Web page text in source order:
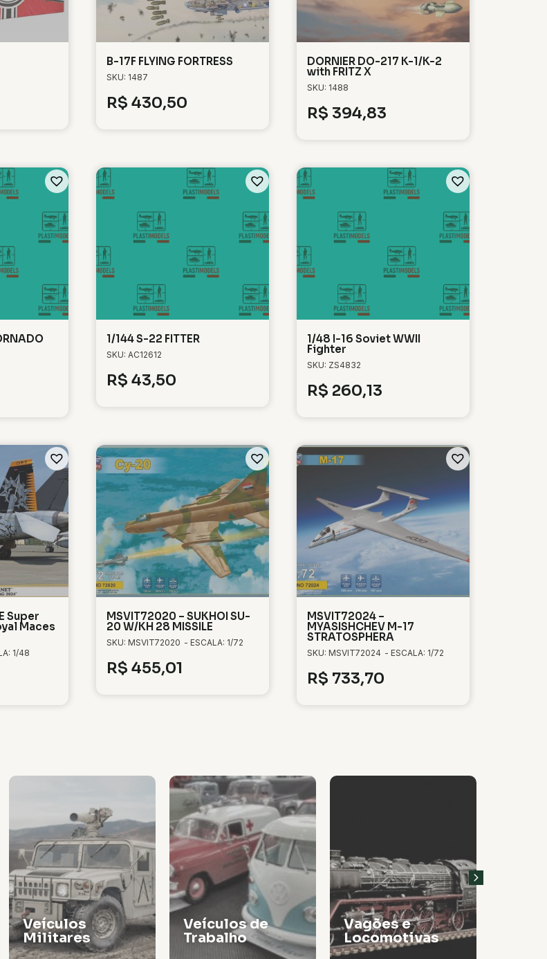
B-17F FLYING FORTRESS
SKU: 1487
R$ 430,50
DORNIER DO-217 K-1/K-2
with FRITZ X
SKU: 1488
R$ 394,83
1/144 S-22 FITTER
SKU: AC12612
R$ 43,50
1/48 I-16 Soviet WWII
Fighter
SKU: ZS4832
R$ 260,13
Super
Maces
1/48
MSVIT72020 – SUKHOI SU-
20 W/KH 28 MISSILE
SKU: MSVIT72020 - ESCALA: 1/72
R$ 455,01
MSVIT72024 –
MYASISHCHEV M-17
STRATOSPHERA
SKU: MSVIT72024 - ESCALA: 1/72
R$ 733,70
Veículos de
Trabalho
Vagões e
Locomotivas
Tintas